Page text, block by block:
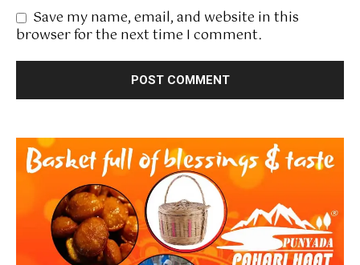
Save my name, email, and website in this
browser for the next time I comment.